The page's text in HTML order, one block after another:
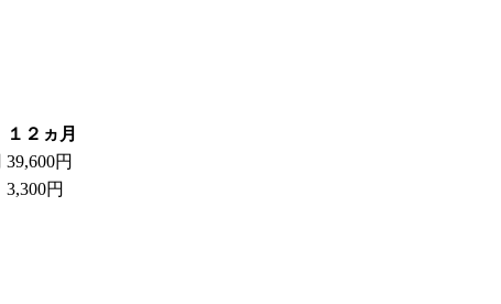
１２ヵ月
39,600円
3,300円